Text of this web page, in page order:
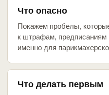
Что опасно
Покажем пробелы,
к штрафам, предписаниям
именно для
Что делать первым